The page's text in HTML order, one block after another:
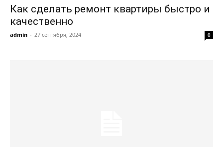
Как сделать ремонт квартиры быстро и
качественно
admin - 27 сентября, 2024 0